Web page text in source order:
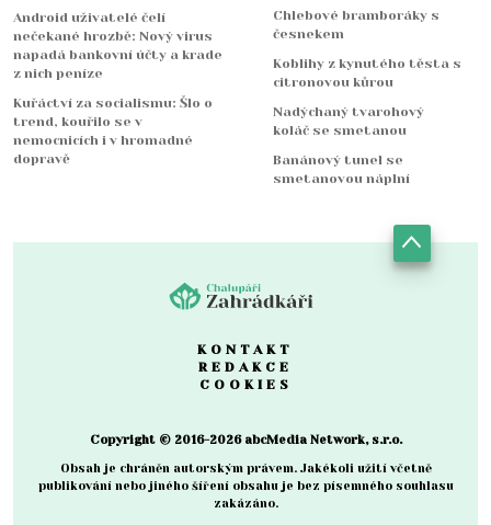
Android uživatelé čelí
nečekané hrozbě: Nový virus
napadá bankovní účty a krade
z nich peníze
Kuřáctví za socialismu: Šlo o
trend, kouřilo se v
nemocnicích i v hromadné
dopravě
Chlebové bramboráky s
česnekem
Koblihy z kynutého těsta s
citronovou kůrou
Nadýchaný tvarohový
koláč se smetanou
Banánový tunel se
smetanovou náplní
KONTAKT
REDAKCE
COOKIES
Copyright © 2016-2026 abcMedia Network, s.r.o.
Obsah je chráněn autorským právem. Jakékoli užití včetně
publikování nebo jiného šíření obsahu je bez písemného souhlasu
zakázáno.